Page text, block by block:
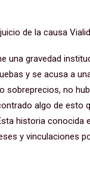
de la causa
una gravedad
y se acusa a
sobreprecios, no
algo de esto
historia conocida
y vinculaciones